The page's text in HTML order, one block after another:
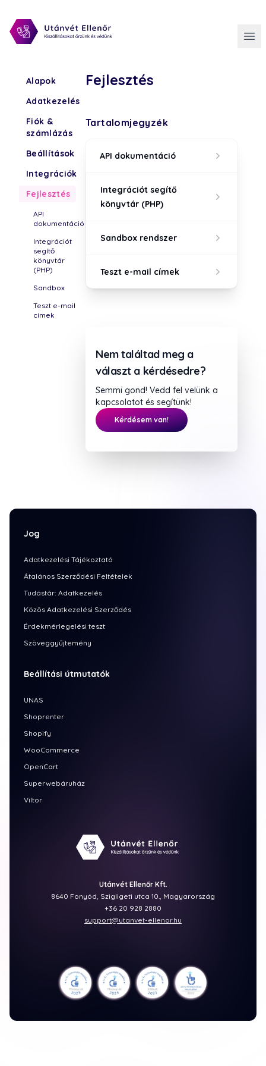
Alapok
Adatkezelés
Fiók &
számlázás
Beállítások
Integrációk
Fejlesztés
API
dokumentáció
Integrációt
segítő
könyvtár
(PHP)
Sandbox
Teszt e-mail
címek
Fejlesztés
Tartalomjegyzék
API dokumentáció
Integrációt segítő
könyvtár (PHP)
Sandbox rendszer
Teszt e-mail címek
Nem találtad meg a
választ a kérdésedre?
Semmi gond! Vedd fel velünk a
kapcsolatot és segítünk!
Kérdésem van!
Utánvét Ellenőr Kft.
8640 Fonyód, Szigligeti utca 10., Magyarország
+36 20 928 2880
support@utanvet-ellenor.hu
Jog
Adatkezelési Tájékoztató
Átalános Szerződési Feltételek
Tudástár: Adatkezelés
Közös Adatkezelési Szerződés
Érdekmérlegelési teszt
Szöveggyűjtemény
Beállítási útmutatók
UNAS
Shoprenter
Shopify
WooCommerce
OpenCart
Superwebáruház
Viltor